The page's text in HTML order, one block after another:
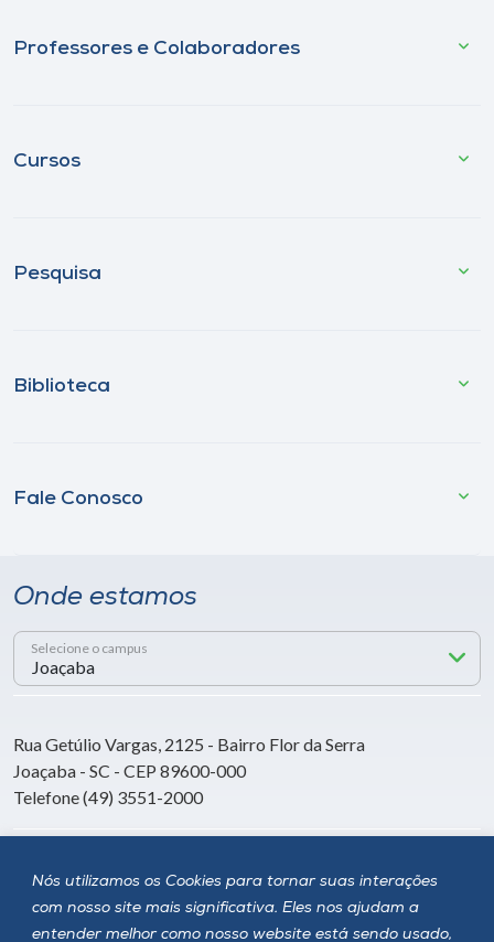
Nós utilizamos os Cookies para tornar suas interações
com nosso site mais significativa. Eles nos ajudam a
entender melhor como nosso website está sendo usado,
Professores e Colaboradores
Cursos
Pesquisa
Biblioteca
Fale Conosco
Onde estamos
Selecione o campus
Rua Getúlio Vargas, 2125 - Bairro Flor da Serra
Joaçaba - SC - CEP 89600-000
Telefone (49) 3551-2000
Siga a Unoesc